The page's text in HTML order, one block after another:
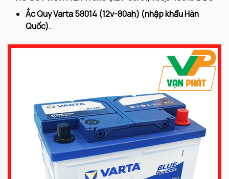
Ắc Quy Varta 58014 (12v-80ah) (nhập khẩu Hàn
Quốc).